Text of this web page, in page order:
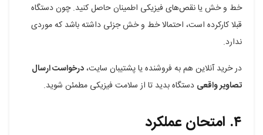
خط و خش یا نقص‌های فیزیکی اطمینان حاصل کنید. چون دستگاه
قبلا کارکرده است، احتمالا خط و خش جزئی داشته باشد که موردی
ندارد.
در خرید آنلاین هم به فروشنده یا پشتیبان سایت،درخواست ارسال
تصاویر واقعی دستگاه بدید تا از سلامت فیزیکی مطمئن شوید.
۴. امتحان عملکرد